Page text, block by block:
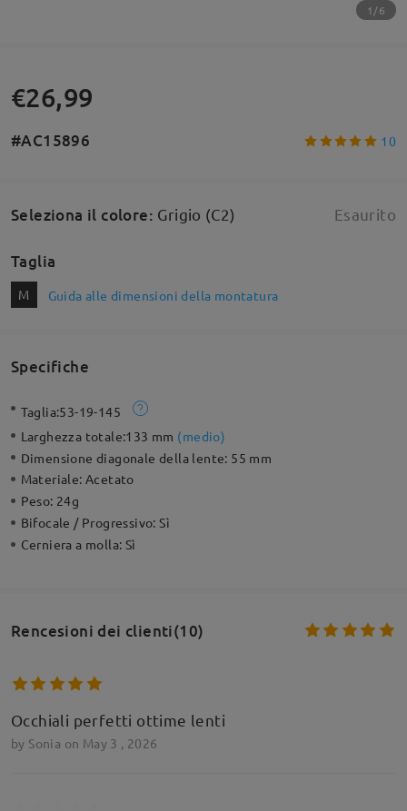
1/6
€26,99
#AC15896 10
Seleziona il colore: Grigio (C2) Esaurito
Taglia
M Guida alle dimensioni della montatura
Specifiche
Taglia:53-19-145
Larghezza totale:133 mm (medio)
Dimensione diagonale della lente: 55 mm
Materiale:Acetato
Peso: 24g
Bifocale / Progressivo:Sì
Cerniera a molla: Sì
Rencesioni dei clienti(10)
Occhiali perfetti ottime lenti
by Sonia on May 3 , 2026